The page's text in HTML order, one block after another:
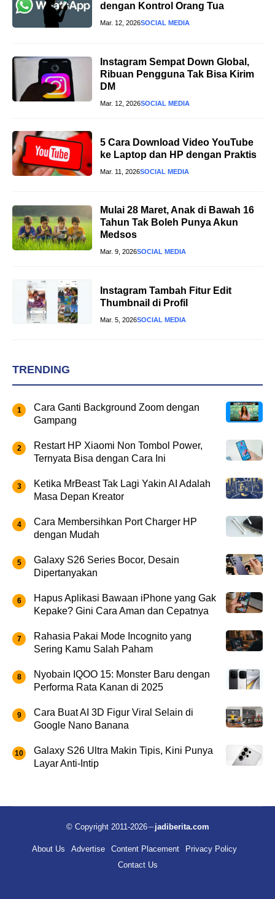
dengan Kontrol Orang Tua
Mar. 12, 2026SOCIAL MEDIA
Instagram Sempat Down Global,
Ribuan Pengguna Tak Bisa Kirim
DM
Mar. 12, 2026SOCIAL MEDIA
5 Cara Download Video YouTube
ke Laptop dan HP dengan Praktis
Mar. 11, 2026SOCIAL MEDIA
Mulai 28 Maret, Anak di Bawah 16
Tahun Tak Boleh Punya Akun
Medsos
Mar. 9, 2026SOCIAL MEDIA
Instagram Tambah Fitur Edit
Thumbnail di Profil
Mar. 5, 2026SOCIAL MEDIA
TRENDING
Cara Ganti Background Zoom dengan
Gampang
Restart HP Xiaomi Non Tombol Power,
Ternyata Bisa dengan Cara Ini
Ketika MrBeast Tak Lagi Yakin AI Adalah
Masa Depan Kreator
Cara Membersihkan Port Charger HP
dengan Mudah
Galaxy S26 Series Bocor, Desain
Dipertanyakan
Hapus Aplikasi Bawaan iPhone yang Gak
Kepake? Gini Cara Aman dan Cepatnya
Rahasia Pakai Mode Incognito yang
Sering Kamu Salah Paham
Nyobain IQOO 15: Monster Baru dengan
Performa Rata Kanan di 2025
Cara Buat AI 3D Figur Viral Selain di
Google Nano Banana
Galaxy S26 Ultra Makin Tipis, Kini Punya
Layar Anti-Intip
© Copyright 2011-2026 jadiberita.com
About Us Advertise Content Placement
Privacy Policy
Contact Us